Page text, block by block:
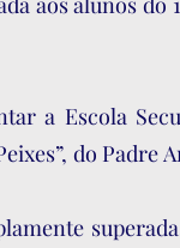
a Escola
do